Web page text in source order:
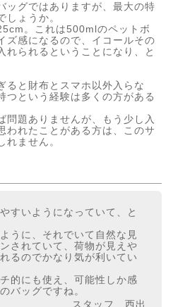
ッグではありますが、最大の特
しょうか。
。これは500mlのペットボ
ズ感になるので、イコールその
れられるということになり、と
ると財布とスマホ以外入らな
つという経験は多くの方がある
問題ありませんが、もう少し入
われたことがある方は、このサ
れません。
すいようになっていて、と
うに、それでいて自然な見
されていて、荷物が見えや
るのでかなり気が利いてい
的にも使え、可能性しか感
バッグですね。
スタッフ 西出